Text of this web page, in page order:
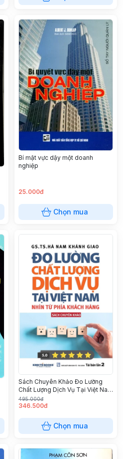
Bí mật vực dậy một doanh
nghiệp
25.000đ
Chọn mua
Sách Chuyên Khảo Đo Lường
Chất Lượng Dịch Vụ Tại Việt Nam
Nhìn Từ Phía Khách Hàng
495.000đ
346.500đ
Chọn mua